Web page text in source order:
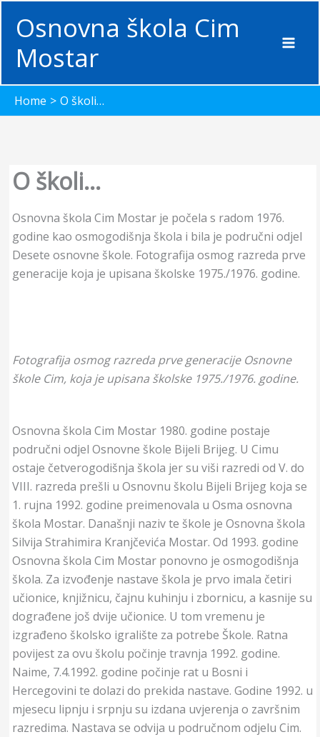
content
Osnovna škola Cim
Mostar
Home O školi…
O školi…
Osnovna škola Cim Mostar je počela s radom 1976.
godine kao osmogodišnja škola i bila je područni odjel
Desete osnovne škole. Fotografija osmog razreda prve
generacije koja je upisana školske 1975./1976. godine.
Fotografija osmog razreda prve generacije Osnovne
škole Cim, koja je upisana školske 1975./1976. godine.
Osnovna škola Cim Mostar 1980. godine postaje
područni odjel Osnovne škole Bijeli Brijeg. U Cimu
ostaje četverogodišnja škola jer su viši razredi od V. do
VIII. razreda prešli u Osnovnu školu Bijeli Brijeg koja se
1. rujna 1992. godine preimenovala u Osma osnovna
škola Mostar. Današnji naziv te škole je Osnovna škola
Silvija Strahimira Kranjčevića Mostar. Od 1993. godine
Osnovna škola Cim Mostar ponovno je osmogodišnja
škola. Za izvođenje nastave škola je prvo imala četiri
učionice, knjižnicu, čajnu kuhinju i zbornicu, a kasnije su
dograđene još dvije učionice. U tom vremenu je
izgrađeno školsko igralište za potrebe Škole. Ratna
povijest za ovu školu počinje travnja 1992. godine.
Naime, 7.4.1992. godine počinje rat u Bosni i
Hercegovini te dolazi do prekida nastave. Godine 1992. u
mjesecu lipnju i srpnju su izdana uvjerenja o završnim
razredima. Nastava se odvija u područnom odjelu Cim.